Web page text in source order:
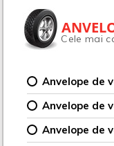
Cele mai
Anvelope de
Anvelope de
Anvelope de